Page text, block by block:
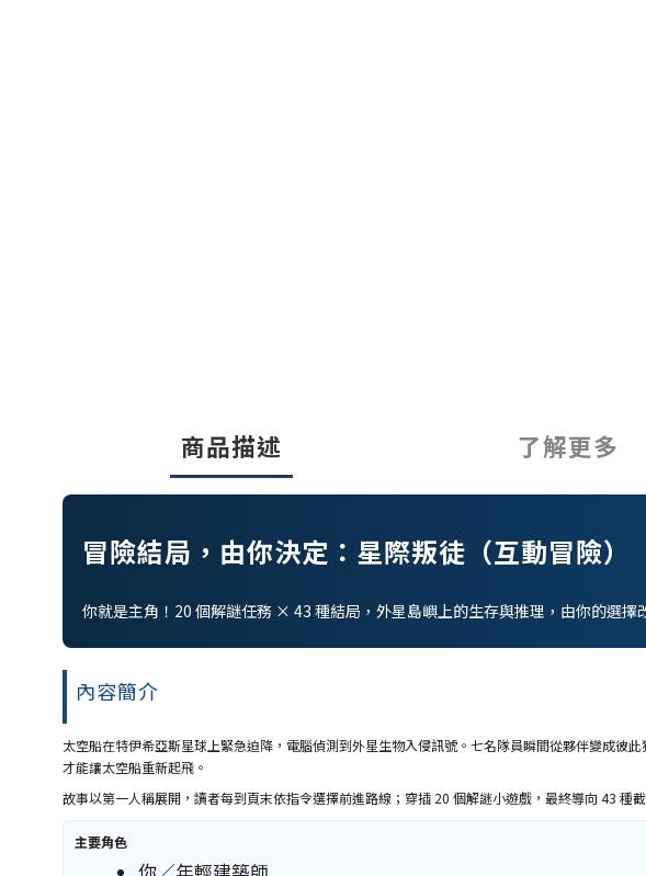
商品描述 了解更多
冒險結局，由你決定：星際叛徒（互動冒險）
你就是主角！20 個解謎任務 × 43 種結局，外星島嶼上的生存與推理，由你的選擇
內容簡介
太空船在特伊希亞斯星球上緊急迫降，電腦偵測到外星生物入侵訊號。七名隊員瞬間從夥伴變成
才能讓太空船重新起飛。
故事以第一人稱展開，讀者每到頁末依指令選擇前進路線；穿插 20 個解謎小遊戲，最終導向 43
主要角色